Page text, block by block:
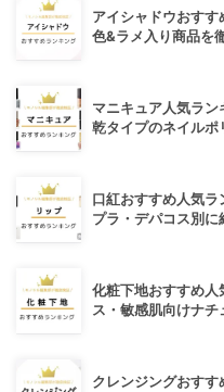
アイシャドウおす
色&ラメ入り商品を
マニキュア人気ラ
乾タイプのネイルポ
口紅おすすめ人気
プラ・デパコス別に
化粧下地おすすめ人
ス・敏感肌向けナチ
クレンジングおす